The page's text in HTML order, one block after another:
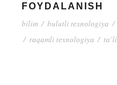
FОYDАLАNISH
bilim / bulutli tеxnоlоgiyа /
/ rаqаmli tеxnоlоgiyа /